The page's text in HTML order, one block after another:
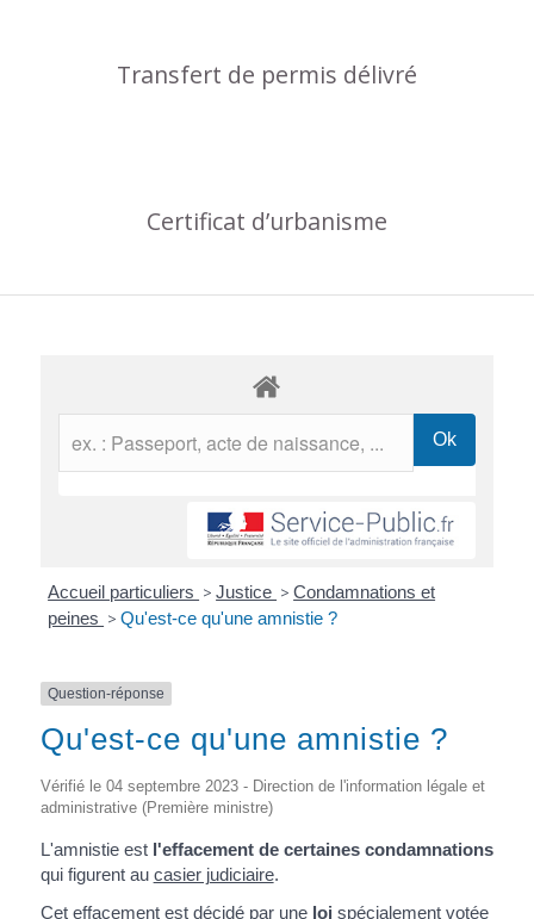
Transfert de permis délivré
Certificat d’urbanisme
Accueil particuliers > Justice > Condamnations et
peines > Qu'est-ce qu'une amnistie ?
Question-réponse
Qu'est-ce qu'une amnistie ?
Vérifié le 04 septembre 2023 - Direction de l'information légale et
administrative (Première ministre)
L'amnistie est l'effacement de certaines condamnations
qui figurent au casier judiciaire.
Cet effacement est décidé par uneloi spécialement votée